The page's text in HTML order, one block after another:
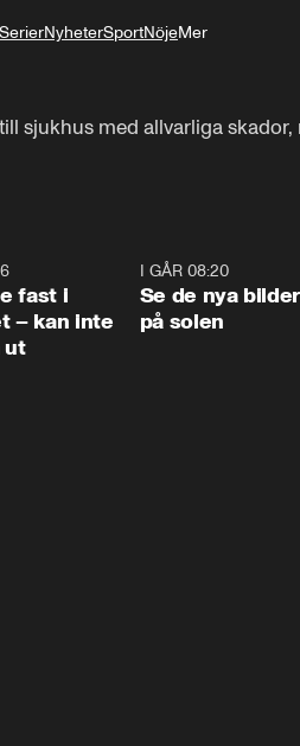
SerierNyheterSportNöjeMer
sjukhus med allvarliga
fast i
– kan inte
ut
I GÅR 08:20
Se de nya
på solen